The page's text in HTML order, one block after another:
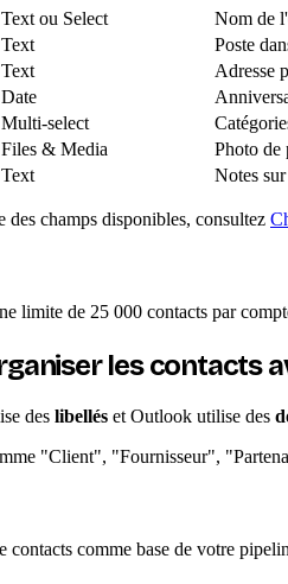
Text ou Select
Nom de
Text
Poste
Text
Adresse
Date
Multi-select
Files & Media
Photo de
Text Notes
des champs disponibles, consultez
limite de 25 000 contacts par
les contacts
des libellés et Outlook utilise des
"Client", "Fournisseur",
contacts comme base de votre